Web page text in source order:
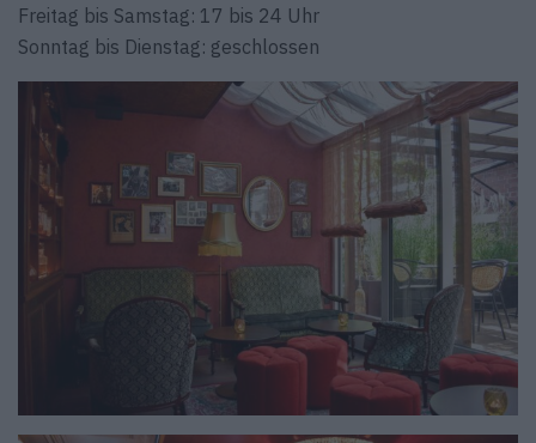
Freitag bis Samstag: 17 bis 24 Uhr
Sonntag bis Dienstag: geschlossen